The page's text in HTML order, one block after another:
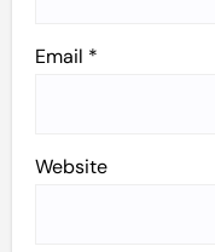
Email *
Website